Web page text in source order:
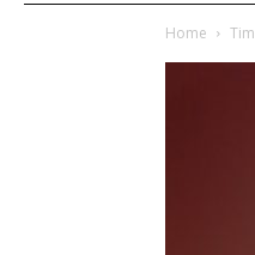
Home